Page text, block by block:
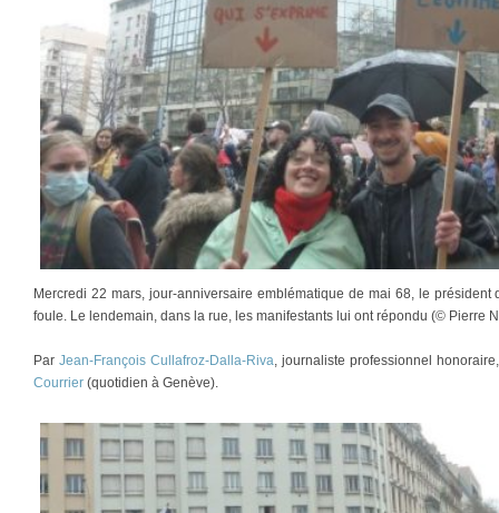
Mercredi 22 mars, jour-anniversaire emblématique de mai 68, le
foule. Le lendemain, dans la rue, les manifestants lui ont répondu (© Pierre
Par Jean-François Cullafroz-Dalla-Riva, journaliste professionnel
Courrier (quotidien à Genève).